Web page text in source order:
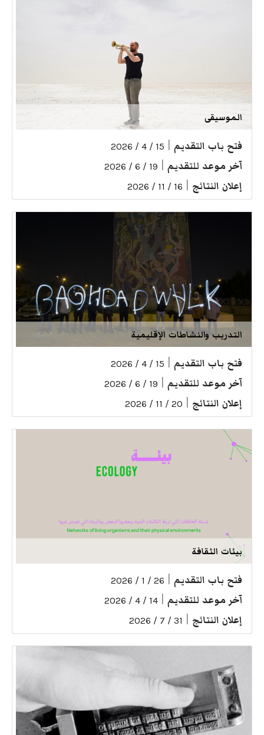
الموسيقى
فتح باب التقديم 15 / 4 / 2026
آخر موعد للتقديم 19 / 6 / 2026
إعلان النتائج 16 / 11 / 2026
التدريب والنشاطات الإقليمية
فتح باب التقديم 15 / 4 / 2026
آخر موعد للتقديم 19 / 6 / 2026
إعلان النتائج 20 / 11 / 2026
بيئات الثقافة
فتح باب التقديم 26 / 1 / 2026
آخر موعد للتقديم 14 / 4 / 2026
إعلان النتائج 31 / 7 / 2026